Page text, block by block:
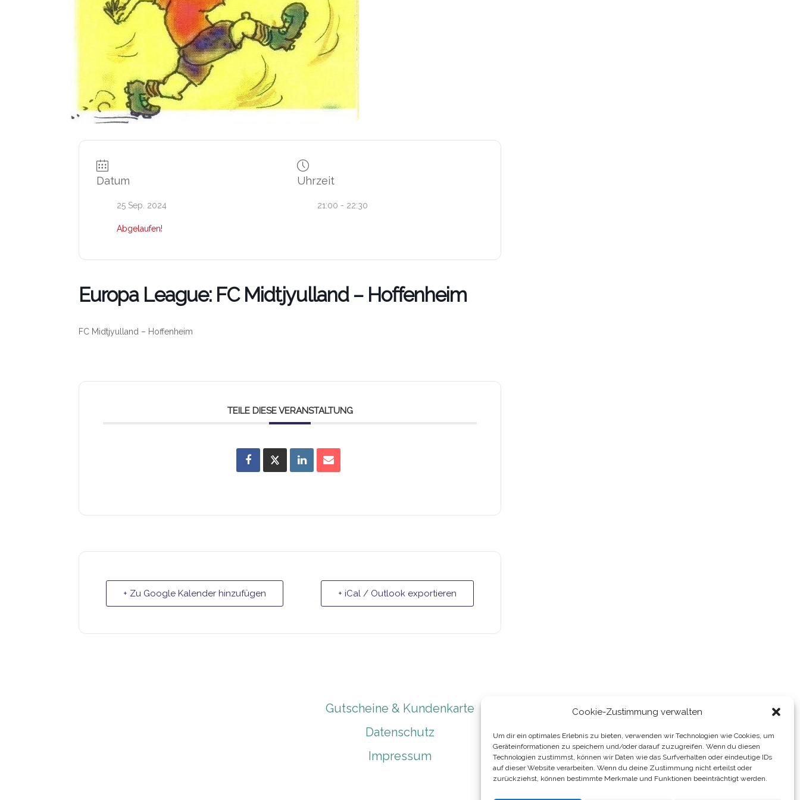
Cookie-Zustimmung verwalten
Um dir ein optimales Erlebnis zu bieten, verwenden wir Technologien wie Cookies, um
Geräteinformationen zu speichern und/oder darauf zuzugreifen. Wenn du diesen
Technologien zustimmst, können wir Daten wie das Surfverhalten oder eindeutige IDs
auf dieser Website verarbeiten. Wenn du deine Zustimmung nicht erteilst oder
zurückziehst, können bestimmte Merkmale und Funktionen beeinträchtigt werden.
Datum
25 Sep. 2024
Abgelaufen!
Uhrzeit
21:00 - 22:30
Europa League: FC Midtjyulland – Hoffenheim
FC Midtjyulland – Hoffenheim
TEILE DIESE VERANSTALTUNG
+ Zu Google Kalender hinzufügen + iCal / Outlook exportieren
Gutscheine & Kundenkarte
Datenschutz
Impressum